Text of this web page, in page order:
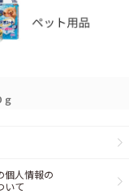
ｇ
個人情報の
いて